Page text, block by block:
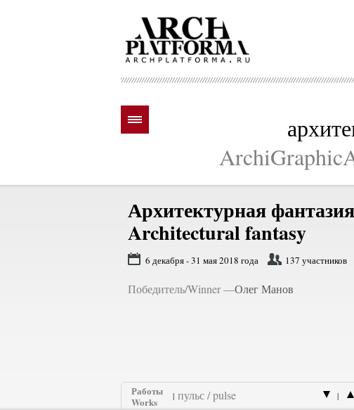
Архитектурная фантазия
Architectural fantasy
6 декабря - 31 мая 2018 года 137 участников
Победитель/Winner —Олег Манов
Работы
Works
| |